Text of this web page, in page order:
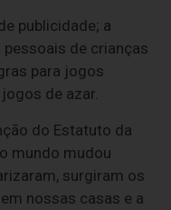
publicidade; a
de crianças
para jogos
de azar.
do Estatuto da
mundo mudou
surgiram os
nossas casas e a